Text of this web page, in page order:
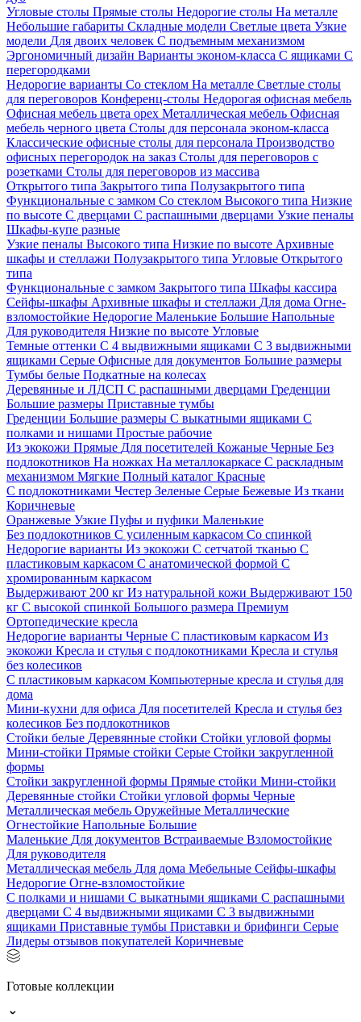
Угловые столы Прямые столы Недорогие столы На металле
Небольшие габариты Складные модели Светлые цвета Узкие
модели Для двоих человек С подъемным механизмом
Эргономичный дизайн Варианты эконом-класса С ящиками С
перегородками
Недорогие варианты Со стеклом На металле Светлые столы
для переговоров Конференц-столы Недорогая офисная мебель
Офисная мебель цвета орех Металлическая мебель Офисная
мебель черного цвета Столы для персонала эконом-класса
Классические офисные столы для персонала Производство
офисных перегородок на заказ Столы для переговоров с
розетками Столы для переговоров из массива
Открытого типа Закрытого типа Полузакрытого типа
Функциональные с замком Со стеклом Высокого типа Низкие
по высоте С дверцами С распашными дверцами Узкие пеналы
Шкафы-купе разные
Узкие пеналы Высокого типа Низкие по высоте Архивные
шкафы и стеллажи Полузакрытого типа Угловые Открытого
типа
Функциональные с замком Закрытого типа Шкафы кассира
Сейфы-шкафы Архивные шкафы и стеллажи Для дома Огне-
взломостойкие Недорогие Маленькие Большие Напольные
Для руководителя Низкие по высоте Угловые
Темные оттенки С 4 выдвижными ящиками С 3 выдвижными
ящиками Серые Офисные для документов Большие размеры
Тумбы белые Подкатные на колесах
Деревянные и ЛДСП С распашными дверцами Греденции
Большие размеры Приставные тумбы
Греденции Большие размеры С выкатными ящиками С
полками и нишами Простые рабочие
Из экокожи Прямые Для посетителей Кожаные Черные Без
подлокотников На ножках На металлокаркасе С раскладным
механизмом Мягкие Полный каталог Красные
С подлокотниками Честер Зеленые Серые Бежевые Из ткани
Коричневые
Оранжевые Узкие Пуфы и пуфики Маленькие
Без подлокотников С усиленным каркасом Со спинкой
Недорогие варианты Из экокожи С сетчатой тканью С
пластиковым каркасом С анатомической формой С
хромированным каркасом
Выдерживают 200 кг Из натуральной кожи Выдерживают 150
кг С высокой спинкой Большого размера Премиум
Ортопедические кресла
Недорогие варианты Черные С пластиковым каркасом Из
экокожи Кресла и стулья с подлокотниками Кресла и стулья
без колесиков
С пластиковым каркасом Компьютерные кресла и стулья для
дома
Мини-кухни для офиса Для посетителей Кресла и стулья без
колесиков Без подлокотников
Стойки белые Деревянные стойки Стойки угловой формы
Мини-стойки Прямые стойки Серые Стойки закругленной
формы
Стойки закругленной формы Прямые стойки Мини-стойки
Деревянные стойки Стойки угловой формы Черные
Металлическая мебель Оружейные Металлические
Огнестойкие Напольные Большие
Маленькие Для документов Встраиваемые Взломостойкие
Для руководителя
Металлическая мебель Для дома Мебельные Сейфы-шкафы
Недорогие Огне-взломостойкие
С полками и нишами С выкатными ящиками С распашными
дверцами С 4 выдвижными ящиками С 3 выдвижными
ящиками Приставные тумбы Приставки и брифинги Серые
Лидеры отзывов покупателей Коричневые
Готовые коллекции